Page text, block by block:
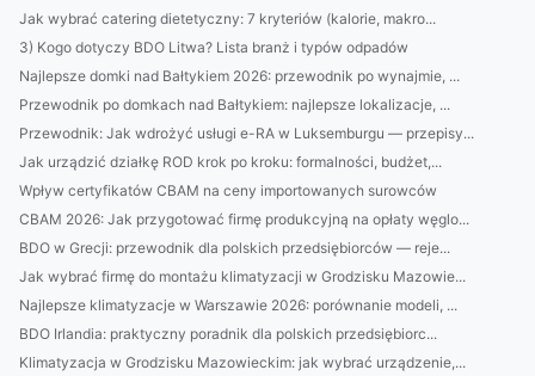
Jak wybrać catering dietetyczny: 7 kryteriów (kalorie, makro...
3) Kogo dotyczy BDO Litwa? Lista branż i typów odpadów
Najlepsze domki nad Bałtykiem 2026: przewodnik po wynajmie, ...
Przewodnik po domkach nad Bałtykiem: najlepsze lokalizacje, ...
Przewodnik: Jak wdrożyć usługi e-RA w Luksemburgu — przepisy...
Jak urządzić działkę ROD krok po kroku: formalności, budżet,...
Wpływ certyfikatów CBAM na ceny importowanych surowców
CBAM 2026: Jak przygotować firmę produkcyjną na opłaty węglo...
BDO w Grecji: przewodnik dla polskich przedsiębiorców — reje...
Jak wybrać firmę do montażu klimatyzacji w Grodzisku Mazowie...
Najlepsze klimatyzacje w Warszawie 2026: porównanie modeli, ...
BDO Irlandia: praktyczny poradnik dla polskich przedsiębiorc...
Klimatyzacja w Grodzisku Mazowieckim: jak wybrać urządzenie,...